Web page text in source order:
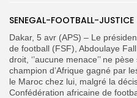
Search
FR
SENEGAL-FOOTBALL-JUSTICE
Dakar, 5 avr (APS) – Le
de football (FSF), Abdoulaye
droit, ‘’aucune menace’’ ne
champion d’Afrique gagné par
le Maroc chez lui, malgré la
Confédération africaine de